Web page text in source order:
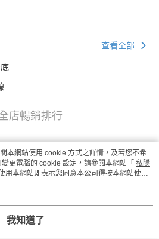
查看全部
店暢銷排行
本網站使用 cookie 方式之詳情，及若您不希
更電腦的 cookie 設定，請參閱本網站「 私隱
用本網站即表示您同意本公司得按本網站使用
我知道了